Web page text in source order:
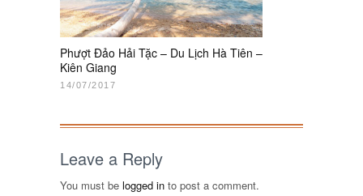
Phượt Đảo Hải Tặc – Du Lịch Hà Tiên –
Kiên Giang
14/07/2017
Leave a Reply
You must be logged in to post a comment.